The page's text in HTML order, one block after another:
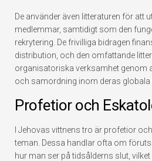
De använder även litteraturen för att
medlemmar, samtidigt som den
rekrytering. De frivilliga bidragen
distribution, och den omfattande
organisatoriska verksamhet genom
och samordning inom deras globala
Profetior och
I Jehovas vittnens tro är profetior
teman. Dessa handlar ofta om
hur man ser på tidsålderns slut,